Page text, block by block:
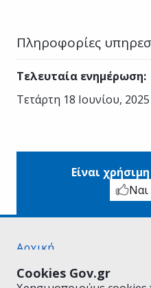
Cookies Gov.gr
Πληροφορίες
Τελευταία ενημέρωση:
Τετάρτη 18 Ιουνίου, 2025
Είναι
Ναι
Αρχική
Όροι Χρήσης